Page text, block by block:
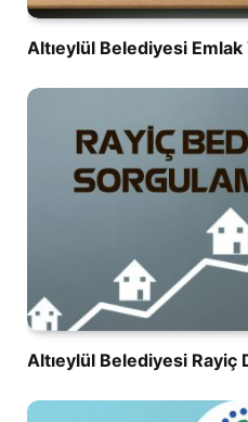
Altıeylül Belediyesi
Altıeylül Belediyesi